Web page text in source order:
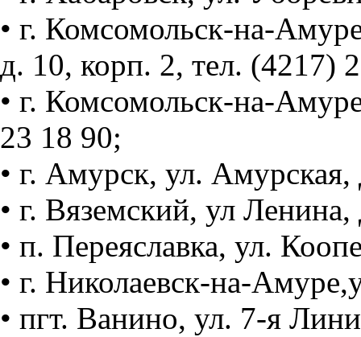
• г. Комсомольск-на-
д. 10, корп. 2, тел. (4217)
• г. Комсомольск-на-
23 18 90;
• г. Амурск, ул. Амурская,
• г. Вяземский, ул
• п. Переяславка, ул.
• г. Николаевск-на-
• пгт. Ванино, ул. 7-я